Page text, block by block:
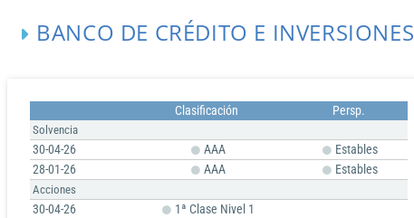
BANCO DE CRÉDITO E INVERSIONES
Clasificación Persp.
Solvencia
30-04-26 AAA
Estables
28-01-26
AAA Estables
Acciones
30-04-26
1ª Clase Nivel 1